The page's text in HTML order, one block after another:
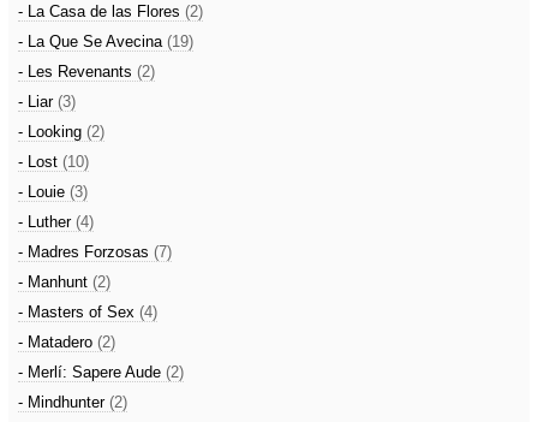
- La Casa de las Flores (2)
- La Que Se Avecina (19)
- Les Revenants (2)
- Liar (3)
- Looking (2)
- Lost (10)
- Louie (3)
- Luther (4)
- Madres Forzosas (7)
- Manhunt (2)
- Masters of Sex (4)
- Matadero (2)
- Merlí: Sapere Aude (2)
- Mindhunter (2)